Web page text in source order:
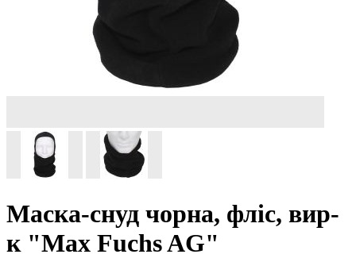
Маска-снуд чорна, фліс, вир-
к "Max Fuchs AG"